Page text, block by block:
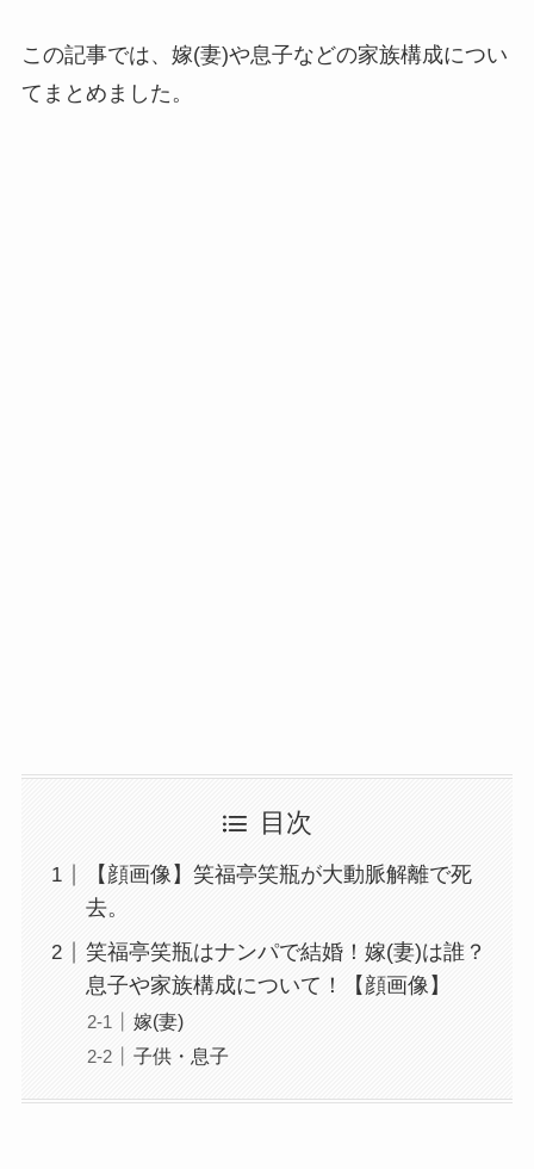
この記事では、嫁(妻)や息子などの家族構成につい
てまとめました。
目次
【顔画像】笑福亭笑瓶が大動脈解離で死
去。
笑福亭笑瓶はナンパで結婚！嫁(妻)は誰？
息子や家族構成について！【顔画像】
嫁(妻)
子供・息子